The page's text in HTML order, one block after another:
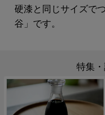
硬漆と同じサイズで
谷」です。
特集